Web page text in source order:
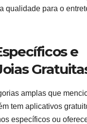
qualidade para o
e
amplas que
tem aplicativos
específicos ou